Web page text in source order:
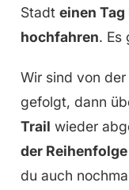
Stadt einen
hochfahren. Es
Wir sind von
gefolgt, dann
Trail wieder
der
du auch